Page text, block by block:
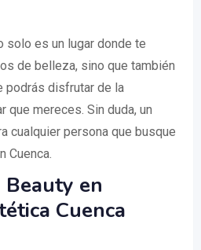
solo es un lugar donde te
de belleza, sino que también
podrás disfrutar de la
que mereces. Sin duda, un
cualquier persona que busque
Cuenca.
Beauty en
Cuenca